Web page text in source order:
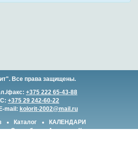
Все права защищены.
факс: +375 222 65-43-88
+375 29 242-60-22
mail: kolorit-2002@mail.ru
Каталог
КАЛЕНДАРИ
Свадьба Акции
Контакты